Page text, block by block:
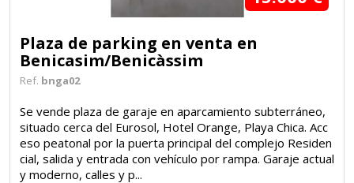
Plaza de parking en venta en
Benicasim/Benicàssim
Ref. bnga02
Se vende plaza de garaje en aparcamiento subterráneo,
situado cerca del Eurosol, Hotel Orange, Playa Chica. Acc
eso peatonal por la puerta principal del complejo Residen
cial, salida y entrada con vehículo por rampa. Garaje actual
y moderno, calles y p...